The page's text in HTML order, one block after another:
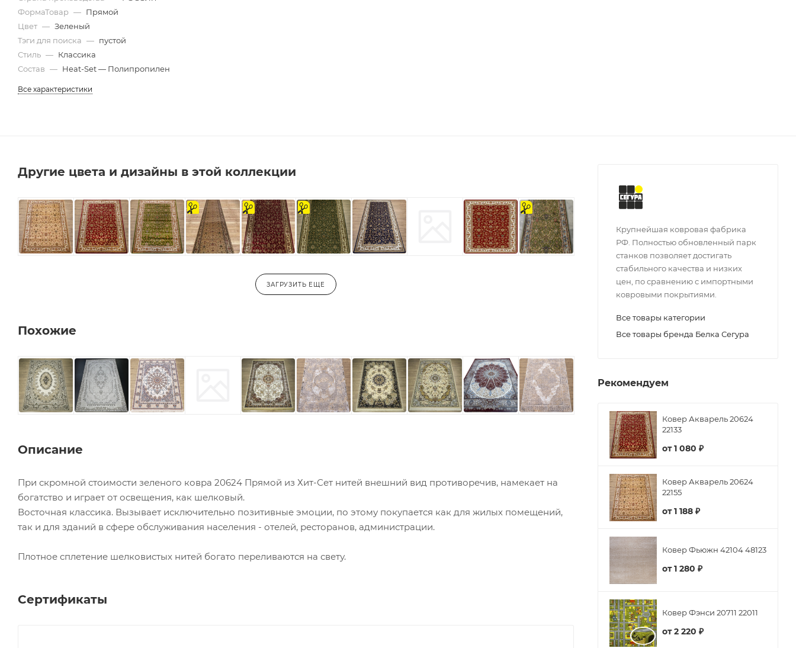
ФормаТовар — Прямой
Цвет — Зеленый
Тэги для поиска — пустой
Стиль — Классика
Состав — Heat-Set — Полипропилен
Все характеристики
Другие цвета и дизайны в этой коллекции
на
отрез
на
отрез
на
отрез
на
отрез
ЗАГРУЗИТЬ ЕЩЕ
Похожие
Описание
При скромной стоимости зеленого ковра 20624 Прямой из Хит-Сет нитей внешний вид противоречив, намекает на
богатство и играет от освещения, как шелковый.
Восточная классика. Вызывает исключительно позитивные эмоции, по этому покупается как для жилых помещений,
так и для зданий в сфере обслуживания населения - отелей, ресторанов, администрации.
Плотное сплетение шелковистых нитей богато переливаются на свету.
Сертификаты
Крупнейшая ковровая фабрика
РФ. Полностью обновленный парк
станков позволяет достигать
стабильного качества и низких
цен, по сравнению с импортными
ковровыми покрытиями.
Все товары категории
Все товары бренда Белка Сегура
Рекомендуем
Ковер Акварель 20624
22133
от1 080 ₽
Ковер Акварель 20624
22155
от1 188 ₽
Ковер Фьюжн 42104 48123
от1 280 ₽
Ковер Фэнси 20711 22011
от2 220 ₽